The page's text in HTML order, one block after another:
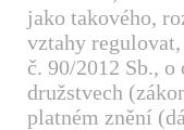
jako takového,
vztahy
č. 90/2012 Sb., o
družstvech
platném znění